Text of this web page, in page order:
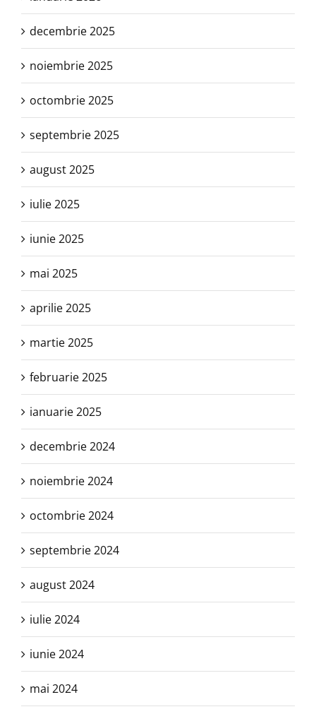
decembrie 2025
noiembrie 2025
octombrie 2025
septembrie 2025
august 2025
iulie 2025
iunie 2025
mai 2025
aprilie 2025
martie 2025
februarie 2025
ianuarie 2025
decembrie 2024
noiembrie 2024
octombrie 2024
septembrie 2024
august 2024
iulie 2024
iunie 2024
mai 2024